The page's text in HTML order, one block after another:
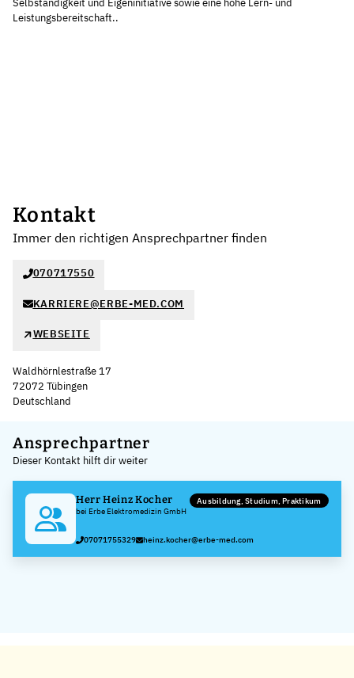
Leistungsbereitschaft..
Kontakt
Immer den richtigen Ansprechpartner finden
070717550
KARRIERE@ERBE-MED.COM
WEBSEITE
Waldhörnlestraße 17
72072 Tübingen
Deutschland
+
−
Ansprechpartner
Dieser Kontakt hilft dir weiter
Herr Heinz Kocher
bei Erbe Elektromedizin GmbH
Ausbildung, Studium, Praktikum
07071755329 heinz.kocher@erbe-med.com